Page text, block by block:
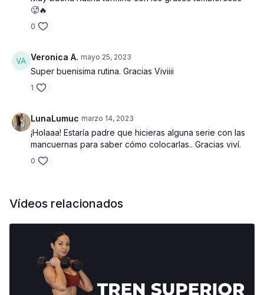
🥵🔥
0
Veronica A. mayo 25, 2023
Super buenisima rutina. Gracias Viviiii
1
LunaLumuc marzo 14, 2023
¡Holaaa! Estaría padre que hicieras alguna serie con las
mancuernas para saber cómo colocarlas.. Gracias viví.
0
Vídeos relacionados